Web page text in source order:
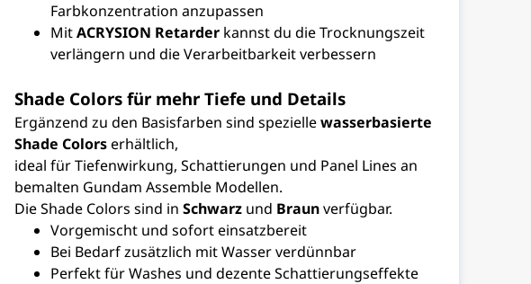
Farbkonzentration anzupassen
MitACRYSION Retarderkannst du die Trocknungszeit
verlängern und die Verarbeitbarkeit verbessern
Shade Colors für mehr Tiefe und Details
Ergänzend zu den Basisfarben sind speziellewasserbasierte
Shade Colorserhältlich,
ideal für Tiefenwirkung, Schattierungen und Panel Lines an
bemalten Gundam Assemble Modellen.
Die Shade Colors sind in Schwarzund Braunverfügbar.
Vorgemischt und sofort einsatzbereit
Bei Bedarf zusätzlich mit Wasser verdünnbar
Perfekt für Washes und dezente Schattierungseffekte